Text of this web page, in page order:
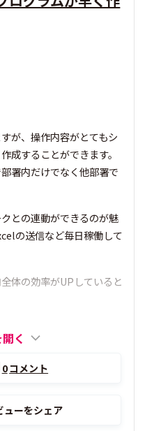
が、操作内容がとてもシ
成することができます。
署内だけでなく他部署で
との連動ができるのが魅
の送信など毎日稼働して
体の効率がUPしていると
く
0コメント
ューをシェア